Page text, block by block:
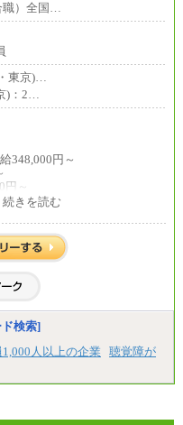
）全国…
東京)…
)：2…
348,000円～
～
～
～
～
円～
きを読む
検索]
人以上の企業
聴覚障が